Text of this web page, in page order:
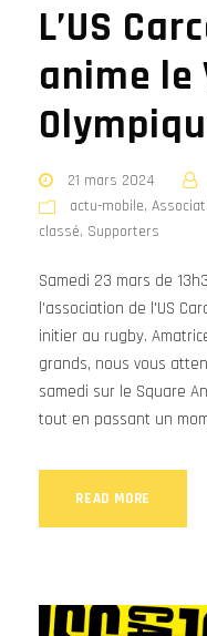
L’US
anime le
21 mars 2024
actu-mobile,
classé, Supporters
Samedi 23 mars de
l'association de l'US
initier au rugby.
grands, nous vous
samedi sur le Square
tout en passant un
READ MORE